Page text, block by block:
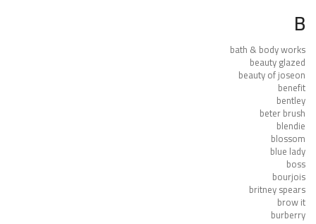
B
bath & body works
beauty glazed
beauty of joseon
benefit
bentley
beter brush
blendie
blossom
blue lady
boss
bourjois
britney spears
brow it
burberry